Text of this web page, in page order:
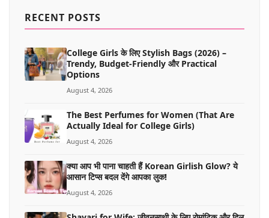
RECENT POSTS
College Girls के लिए Stylish Bags (2026) –
Trendy, Budget-Friendly और Practical
Options
August 4, 2026
The Best Perfumes for Women (That Are
Actually Ideal for College Girls)
August 4, 2026
क्या आप भी पाना चाहती हैं Korean Girlish Glow? ये
आसान टिप्स बदल देंगे आपका लुक!
August 4, 2026